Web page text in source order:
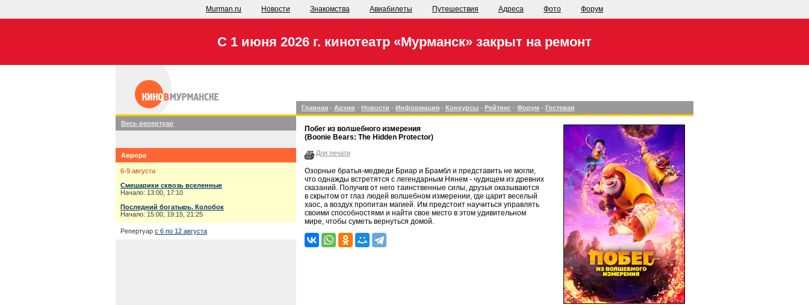
Murman.ru Новости Знакомства Авиабилеты Путешествия Адреса Фото Форум
С 1 июня 2026 г. кинотеатр «Мурманск» закрыт на ремонт
Главная - Архив - Новости - Информация - Конкурсы - Рейтинг - Форум - Гостевая
Весь репертуар
Аврора
6-9 августа
Смешарики сквозь вселенные
Начало: 13:00, 17:10
Последний богатырь. Колобок
Начало: 15:00, 19:15, 21:25
Репертуар с 6 по 12 августа
Побег из волшебного измерения
(Boonie Bears: The Hidden Protector)
Для печати
Озорные братья-медведи Бриар и Брамбл и представить не могли,
что однажды встретятся с легендарным Нянем - чудищем из древних
сказаний. Получив от него таинственные силы, друзья оказываются
в скрытом от глаз людей волшебном измерении, где царит веселый
хаос, а воздух пропитан магией. Им предстоит научиться управлять
своими способностями и найти свое место в этом удивительном
мире, чтобы суметь вернуться домой.